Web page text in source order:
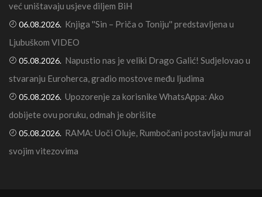
već uništavaju usjeve diljem BiH
06.08.2026. Knjiga ''Sin – Priča o Toniju'' predstavljena u
Ljubuškom VIDEO
05.08.2026. Napustio nas je veliki Drago Galić! Sudjelovao u
stvaranju Euroherca, gradio mostove među ljudima
05.08.2026. Upozorenje za korisnike WhatsAppa: Ako
dobijete ovu poruku, odmah je obrišite
05.08.2026. RAMA: Uoči Oluje, Rumbočani postavljaju mural
svojim vitezovima